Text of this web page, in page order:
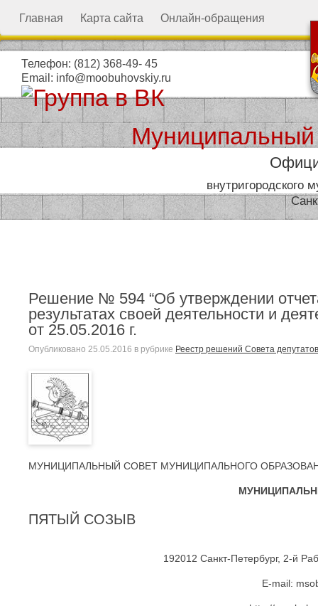
Главная Карта сайта Онлайн-обращения
Телефон: (812) 368-49- 45
Email: info@moobuhovskiy.ru
внутригородского
Решение № 594 “Об утверждении
результатах своей деятельности и
от 25.05.2016 г.
Опубликовано 25.05.2016 в рубрике Реестр решений Совета
МУНИЦИПАЛЬНЫЙ СОВЕТ МУНИЦИПАЛЬНОГО
ПЯТЫЙ СОЗЫВ
192012 Санкт-Петербург, 2-й
E-mail: